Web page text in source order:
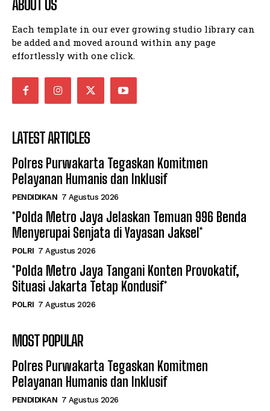
ABOUT US
Each template in our ever growing studio library can
be added and moved around within any page
effortlessly with one click.
LATEST ARTICLES
Polres Purwakarta Tegaskan Komitmen
Pelayanan Humanis dan Inklusif
PENDIDIKAN 7 Agustus 2026
*Polda Metro Jaya Jelaskan Temuan 996 Benda
Menyerupai Senjata di Yayasan Jaksel*
POLRI 7 Agustus 2026
*Polda Metro Jaya Tangani Konten Provokatif,
Situasi Jakarta Tetap Kondusif*
POLRI 7 Agustus 2026
MOST POPULAR
Polres Purwakarta Tegaskan Komitmen
Pelayanan Humanis dan Inklusif
PENDIDIKAN 7 Agustus 2026